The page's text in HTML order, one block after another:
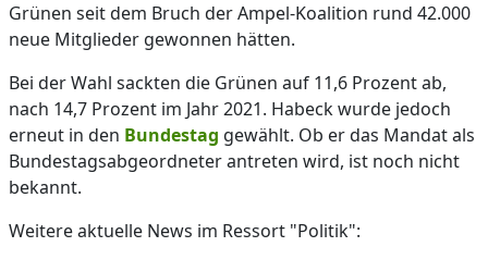
Grünen seit dem Bruch der Ampel-Koalition rund 42.000
neue Mitglieder gewonnen hätten.
Bei der Wahl sackten die Grünen auf 11,6 Prozent ab,
nach 14,7 Prozent im Jahr 2021. Habeck wurde jedoch
erneut in den Bundestag gewählt. Ob er das Mandat als
Bundestagsabgeordneter antreten wird, ist noch nicht
bekannt.
Weitere aktuelle News im Ressort "Politik":